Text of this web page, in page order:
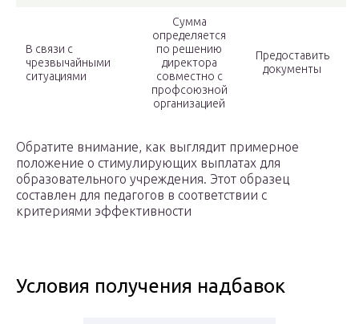
В связи с
чрезвычайными
ситуациями
Сумма
определяется
по решению
директора
совместно с
профсоюзной
организацией
Предоставить
документы
Обратите внимание, как выглядит примерное
положение о стимулирующих выплатах для
образовательного учреждения. Этот образец
составлен для педагогов в соответствии с
критериями эффективности
Условия получения надбавок